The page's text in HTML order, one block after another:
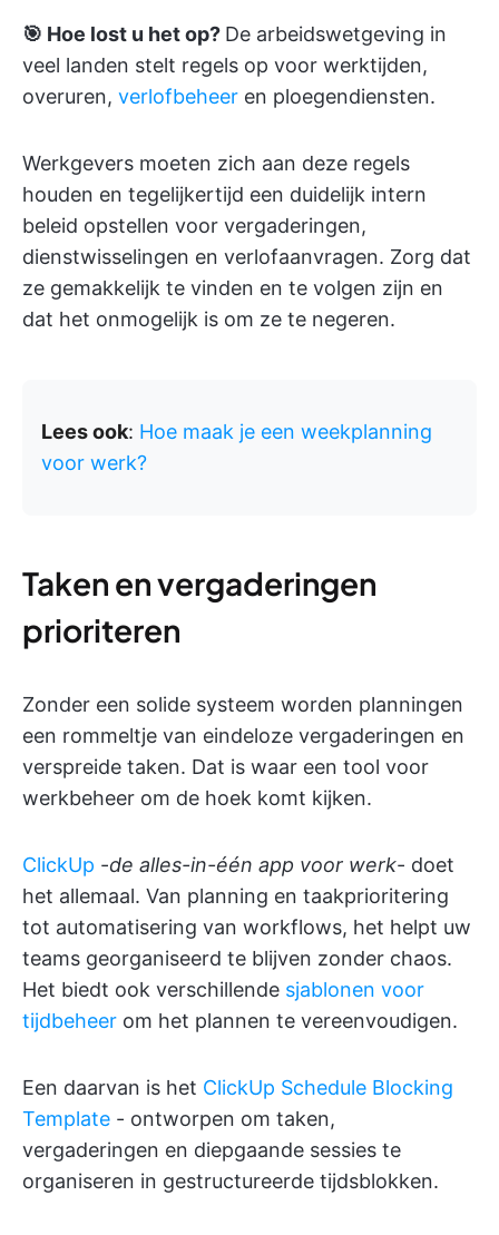
🎯 Hoe lost u het op? De arbeidswetgeving in
veel landen stelt regels op voor werktijden,
overuren, verlofbeheer en ploegendiensten.
Werkgevers moeten zich aan deze regels
houden en tegelijkertijd een duidelijk intern
beleid opstellen voor vergaderingen,
dienstwisselingen en verlofaanvragen. Zorg dat
ze gemakkelijk te vinden en te volgen zijn en
dat het onmogelijk is om ze te negeren.
Lees ook: Hoe maak je een weekplanning
voor werk?
Taken en vergaderingen
prioriteren
Zonder een solide systeem worden planningen
een rommeltje van eindeloze vergaderingen en
verspreide taken. Dat is waar een tool voor
werkbeheer om de hoek komt kijken.
ClickUp -de alles-in-één app voor werk- doet
het allemaal. Van planning en taakprioritering
tot automatisering van workflows, het helpt uw
teams georganiseerd te blijven zonder chaos.
Het biedt ook verschillende sjablonen voor
tijdbeheer om het plannen te vereenvoudigen.
Een daarvan is het ClickUp Schedule Blocking
Template - ontworpen om taken,
vergaderingen en diepgaande sessies te
organiseren in gestructureerde tijdsblokken.